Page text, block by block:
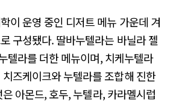
이 운영 중인 디저트 메뉴 가운데 겨
구성됐다. 딸바누텔라는 바닐라 젤
텔라를 더한 메뉴이며, 치케누텔라
즈케이크와 누텔라를 조합해 진한
아몬드, 호두, 누텔라, 카라멜시럽